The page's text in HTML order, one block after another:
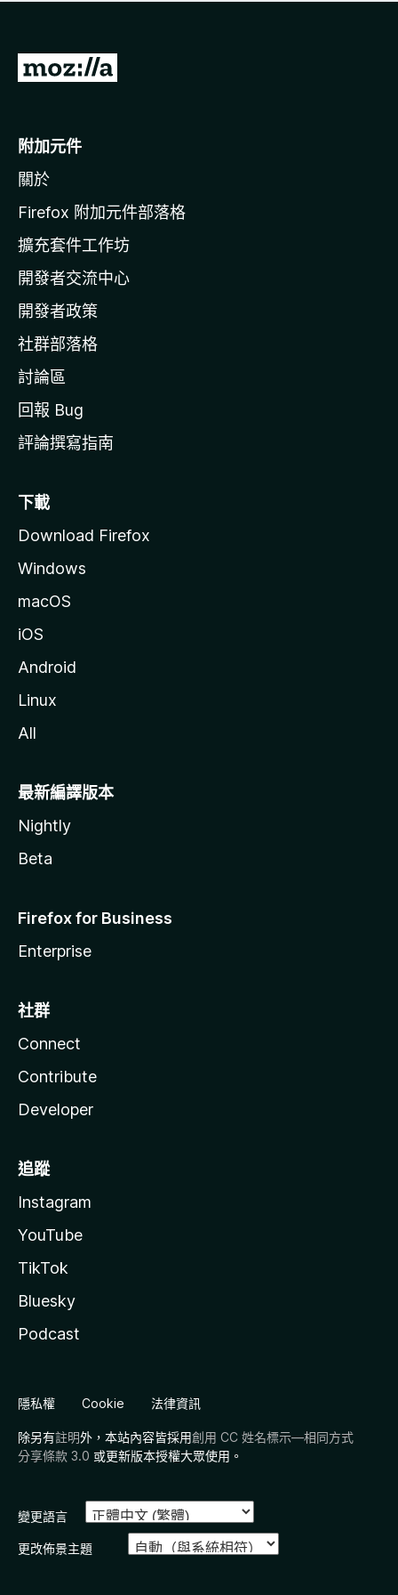
有
前
o
i
l
a
官
網
附加元件
關於
Firefox 附加元件部落格
擴充套件工作坊
開發者交流中心
開發者政策
社群部落格
討論區
回報 Bug
評論撰寫指南
下載
Download Firefox
Windows
macOS
iOS
Android
Linux
All
最新編譯版本
Nightly
Beta
Firefox for Business
Enterprise
社群
Connect
Contribute
Developer
追蹤
Instagram
YouTube
TikTok
Bluesky
Podcast
隱私權 Cookie 法律資訊
除另有註明外，本站內容皆採用創用 CC 姓名標示—相同方式
分享條款 3.0 或更新版本授權大眾使用。
變更語言
更改佈景主題